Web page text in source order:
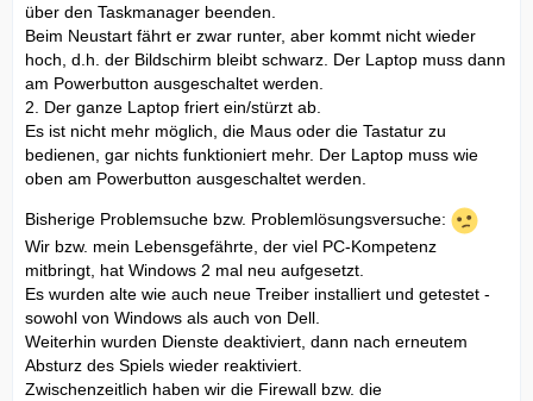
über den Taskmanager beenden.
Beim Neustart fährt er zwar runter, aber kommt nicht wieder
hoch, d.h. der Bildschirm bleibt schwarz. Der Laptop muss dann
am Powerbutton ausgeschaltet werden.
2. Der ganze Laptop friert ein/stürzt ab.
Es ist nicht mehr möglich, die Maus oder die Tastatur zu
bedienen, gar nichts funktioniert mehr. Der Laptop muss wie
oben am Powerbutton ausgeschaltet werden.
Bisherige Problemsuche bzw. Problemlösungsversuche:
Wir bzw. mein Lebensgefährte, der viel PC-Kompetenz
mitbringt, hat Windows 2 mal neu aufgesetzt.
Es wurden alte wie auch neue Treiber installiert und getestet -
sowohl von Windows als auch von Dell.
Weiterhin wurden Dienste deaktiviert, dann nach erneutem
Absturz des Spiels wieder reaktiviert.
Zwischenzeitlich haben wir die Firewall bzw. die